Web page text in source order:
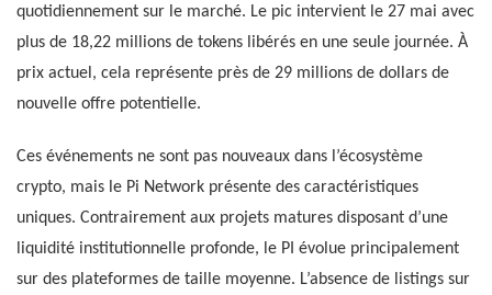
quotidiennement sur le marché. Le pic intervient le 27 mai avec
plus de 18,22 millions de tokens libérés en une seule journée. À
prix actuel, cela représente près de 29 millions de dollars de
nouvelle offre potentielle.
Ces événements ne sont pas nouveaux dans l’écosystème
crypto, mais le Pi Network présente des caractéristiques
uniques. Contrairement aux projets matures disposant d’une
liquidité institutionnelle profonde, le PI évolue principalement
sur des plateformes de taille moyenne. L’absence de listings sur